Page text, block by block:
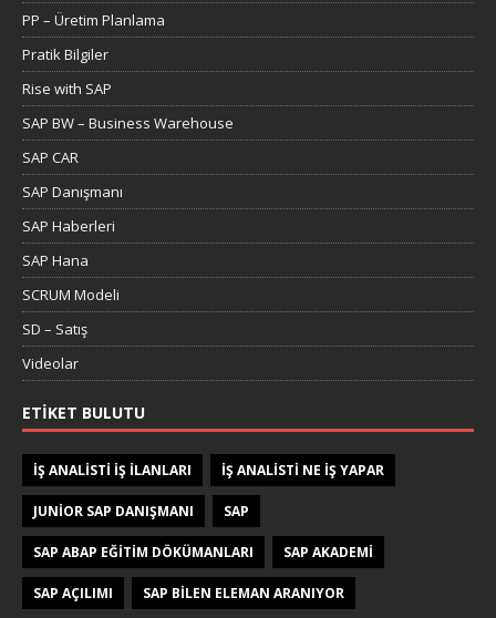
PP – Üretim Planlama
Pratik Bilgiler
Rise with SAP
SAP BW – Business Warehouse
SAP CAR
SAP Danışmanı
SAP Haberleri
SAP Hana
SCRUM Modeli
SD – Satış
Videolar
ETIKET BULUTU
IŞ ANALISTI IŞ ILANLARI IŞ ANALISTI NE IŞ YAPAR
JUNIOR SAP DANIŞMANI SAP
SAP ABAP EĞITIM DÖKÜMANLARI SAP AKADEMI
SAP AÇILIMI SAP BILEN ELEMAN ARANIYOR